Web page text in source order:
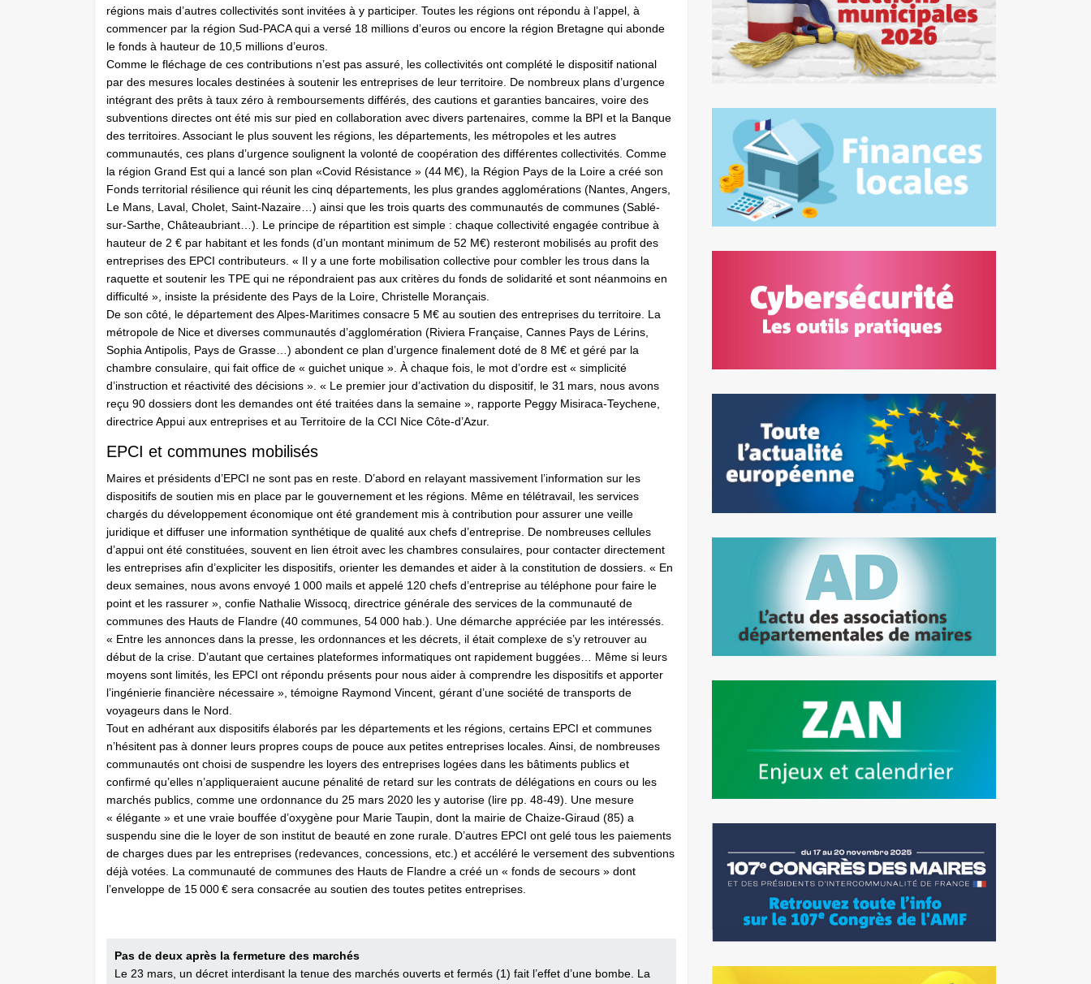
régions mais d’autres collectivités sont invitées à y participer. Toutes les régions ont répondu à l’appel, à
commencer par la région Sud-PACA qui a versé 18 millions d’euros ou encore la région Bretagne qui abonde
le fonds à hauteur de 10,5 millions d’euros.
Comme le fléchage de ces contributions n’est pas assuré, les collectivités ont complété le dispositif national
par des mesures locales destinées à soutenir les entreprises de leur territoire. De nombreux plans d’urgence
intégrant des prêts à taux zéro à remboursements différés, des cautions et garanties bancaires, voire des
subventions directes ont été mis sur pied en collaboration avec divers partenaires, comme la BPI et la Banque
des territoires. Associant le plus souvent les régions, les départements, les métropoles et les autres
communautés, ces plans d’urgence soulignent la volonté de coopération des différentes collectivités. Comme
la région Grand Est qui a lancé son plan «Covid Résistance » (44 M€), la Région Pays de la Loire a créé son
Fonds territorial résilience qui réunit les cinq départements, les plus grandes agglomérations (Nantes, Angers,
Le Mans, Laval, Cholet, Saint-Nazaire…) ainsi que les trois quarts des communautés de communes (Sablé-
sur-Sarthe, Châteaubriant…). Le principe de répartition est simple : chaque collectivité engagée contribue à
hauteur de 2 € par habitant et les fonds (d’un montant minimum de 52 M€) resteront mobilisés au profit des
entreprises des EPCI contributeurs. « Il y a une forte mobilisation collective pour combler les trous dans la
raquette et soutenir les TPE qui ne répondraient pas aux critères du fonds de solidarité et sont néanmoins en
difficulté », insiste la présidente des Pays de la Loire, Christelle Morançais.
De son côté, le département des Alpes-Maritimes consacre 5 M€ au soutien des entreprises du territoire. La
métropole de Nice et diverses communautés d’agglomération (Riviera Française, Cannes Pays de Lérins,
Sophia Antipolis, Pays de Grasse…) abondent ce plan d’urgence finalement doté de 8 M€ et géré par la
chambre consulaire, qui fait office de « guichet unique ». À chaque fois, le mot d’ordre est « simplicité
d’instruction et réactivité des décisions ». « Le premier jour d’activation du dispositif, le 31 mars, nous avons
reçu 90 dossiers dont les demandes ont été traitées dans la semaine », rapporte Peggy Misiraca-Teychene,
directrice Appui aux entreprises et au Territoire de la CCI Nice Côte-d’Azur.
EPCI et communes mobilisés
Maires et présidents d’EPCI ne sont pas en reste. D’abord en relayant massivement l’information sur les
dispositifs de soutien mis en place par le gouvernement et les régions. Même en télétravail, les services
chargés du développement économique ont été grandement mis à contribution pour assurer une veille
juridique et diffuser une information synthétique de qualité aux chefs d’entreprise. De nombreuses cellules
d’appui ont été constituées, souvent en lien étroit avec les chambres consulaires, pour contacter directement
les entreprises afin d’expliciter les dispositifs, orienter les demandes et aider à la constitution de dossiers. « En
deux semaines, nous avons envoyé 1 000 mails et appelé 120 chefs d’entreprise au téléphone pour faire le
point et les rassurer », confie Nathalie Wissocq, directrice générale des services de la communauté de
communes des Hauts de Flandre (40 communes, 54 000 hab.). Une démarche appréciée par les intéressés.
« Entre les annonces dans la presse, les ordonnances et les décrets, il était complexe de s’y retrouver au
début de la crise. D’autant que certaines plateformes informatiques ont rapidement buggées… Même si leurs
moyens sont limités, les EPCI ont répondu présents pour nous aider à comprendre les dispositifs et apporter
l’ingénierie financière nécessaire », témoigne Raymond Vincent, gérant d’une société de transports de
voyageurs dans le Nord.
Tout en adhérant aux dispositifs élaborés par les départements et les régions, certains EPCI et communes
n’hésitent pas à donner leurs propres coups de pouce aux petites entreprises locales. Ainsi, de nombreuses
communautés ont choisi de suspendre les loyers des entreprises logées dans les bâtiments publics et
confirmé qu’elles n’appliqueraient aucune pénalité de retard sur les contrats de délégations en cours ou les
marchés publics, comme une ordonnance du 25 mars 2020 les y autorise (lire pp. 48-49). Une mesure
« élégante » et une vraie bouffée d’oxygène pour Marie Taupin, dont la mairie de Chaize-Giraud (85) a
suspendu sine die le loyer de son institut de beauté en zone rurale. D’autres EPCI ont gelé tous les paiements
de charges dues par les entreprises (redevances, concessions, etc.) et accéléré le versement des subventions
déjà votées. La communauté de communes des Hauts de Flandre a créé un « fonds de secours » dont
l’enveloppe de 15 000 € sera consacrée au soutien des toutes petites entreprises.
Pas de deux après la fermeture des marchés
Le 23 mars, un décret interdisant la tenue des marchés ouverts et fermés (1) fait l’effet d’une bombe. La